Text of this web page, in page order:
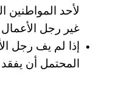
لأحد المواطنين
غير رجل الأعمال
إذا لم يف رجل
المحتمل أن يفقد